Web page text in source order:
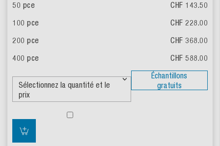
CHF 143.50
CHF 228.00
CHF 368.00
CHF 588.00
Échantillons
gratuits